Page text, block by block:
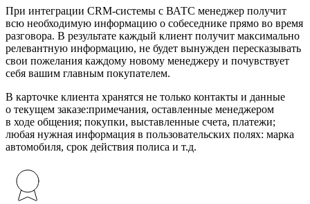
При интеграции CRM-системы с ВАТС менеджер получит
всю необходимую информацию о собеседнике прямо во время
разговора. В результате каждый клиент получит максимально
релевантную информацию, не будет вынужден пересказывать
свои пожелания каждому новому менеджеру и почувствует
себя вашим главным покупателем.
В карточке клиента хранятся не только контакты и данные
о текущем заказе:примечания, оставленные менеджером
в ходе общения; покупки, выставленные счета, платежи;
любая нужная информация в пользовательских полях: марка
автомобиля, срок действия полиса и т.д.